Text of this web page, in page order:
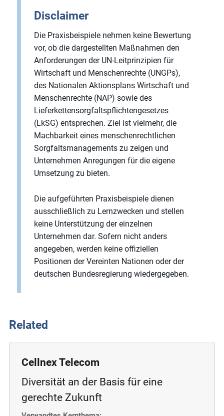
Disclaimer
Die Praxisbeispiele nehmen keine Bewertung
vor, ob die dargestellten Maßnahmen den
Anforderungen der UN-Leitprinzipien für
Wirtschaft und Menschenrechte (UNGPs),
des Nationalen Aktionsplans Wirtschaft und
Menschenrechte (NAP) sowie des
Lieferkettensorgfaltspflichtengesetzes
(LkSG) entsprechen. Ziel ist vielmehr, die
Machbarkeit eines menschenrechtlichen
Sorgfaltsmanagements zu zeigen und
Unternehmen Anregungen für die eigene
Umsetzung zu bieten.
Die aufgeführten Praxisbeispiele dienen
ausschließlich zu Lernzwecken und stellen
keine Unterstützung der einzelnen
Unternehmen dar. Sofern nicht anders
angegeben, werden keine offiziellen
Positionen der Vereinten Nationen oder der
deutschen Bundesregierung wiedergegeben.
Related
Cellnex Telecom
Diversität an der Basis für eine
gerechte Zukunft